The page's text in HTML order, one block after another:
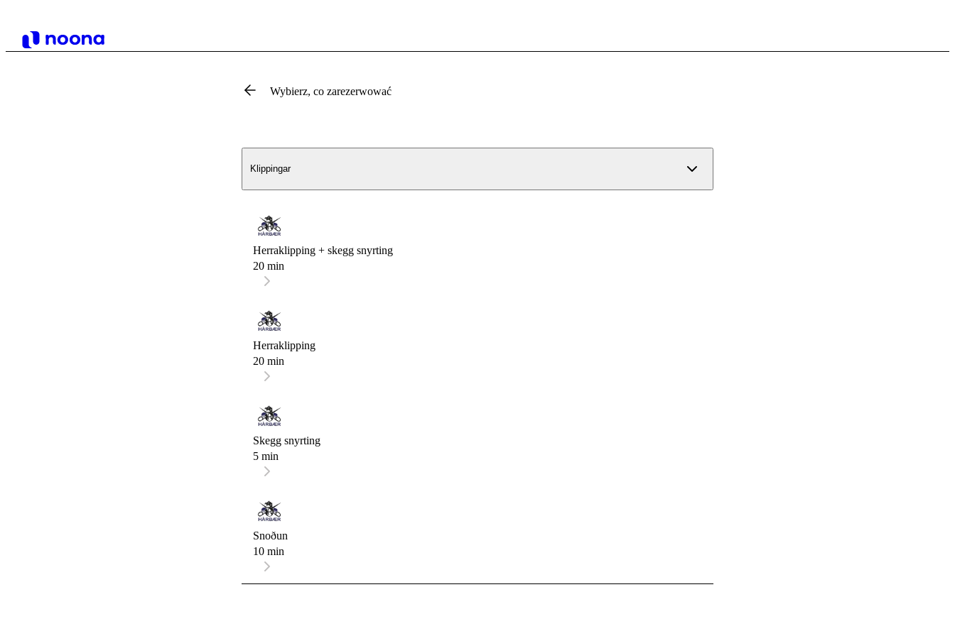
Wybierz, co zarezerwować
Klippingar
Herraklipping + skegg snyrting
20 min
Herraklipping
20 min
Skegg snyrting
5 min
Snoðun
10 min